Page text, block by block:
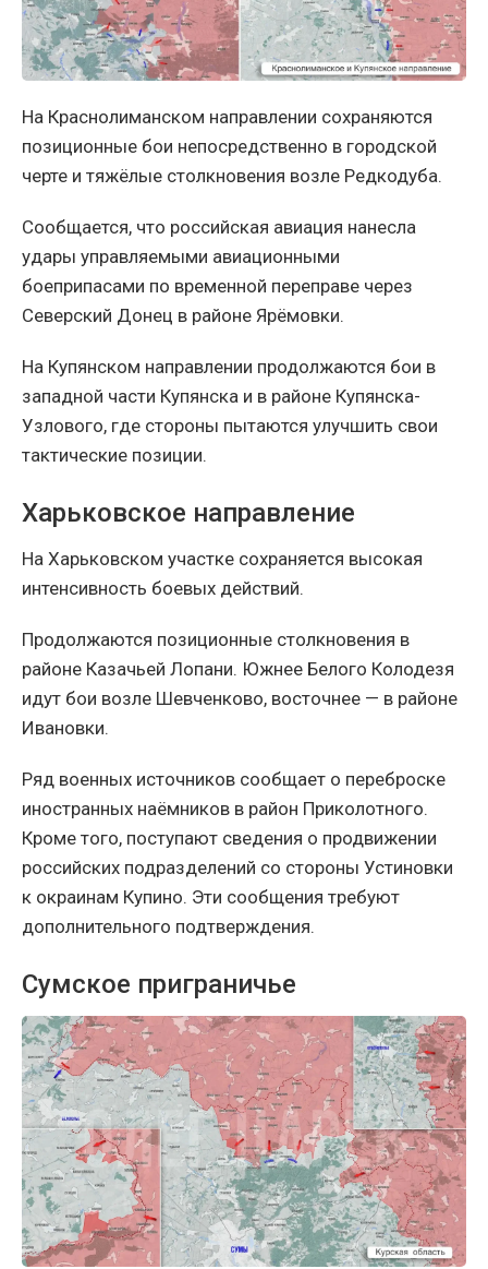
На Краснолиманском направлении сохраняются
позиционные бои непосредственно в городской
черте и тяжёлые столкновения возле Редкодуба.
Сообщается, что российская авиация нанесла
удары управляемыми авиационными
боеприпасами по временной переправе через
Северский Донец в районе Ярёмовки.
На Купянском направлении продолжаются бои в
западной части Купянска и в районе Купянска-
Узлового, где стороны пытаются улучшить свои
тактические позиции.
Харьковское направление
На Харьковском участке сохраняется высокая
интенсивность боевых действий.
Продолжаются позиционные столкновения в
районе Казачьей Лопани. Южнее Белого Колодезя
идут бои возле Шевченково, восточнее — в районе
Ивановки.
Ряд военных источников сообщает о переброске
иностранных наёмников в район Приколотного.
Кроме того, поступают сведения о продвижении
российских подразделений со стороны Устиновки
к окраинам Купино. Эти сообщения требуют
дополнительного подтверждения.
Сумское приграничье